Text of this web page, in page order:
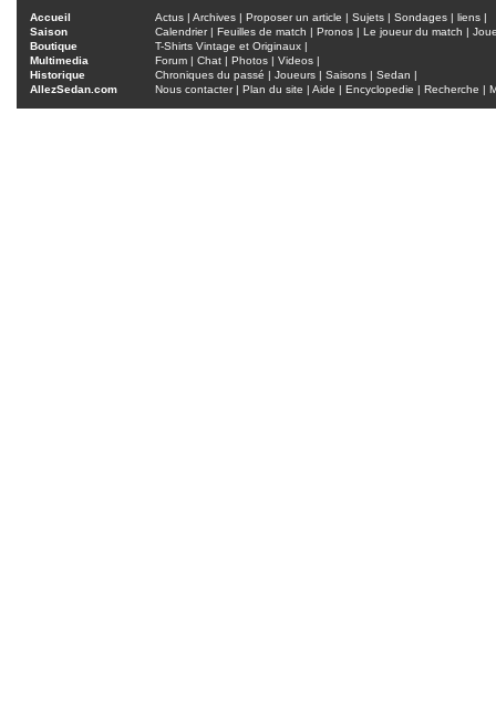
Accueil Actus | Archives | Proposer un article | Sujets | Sondages | liens |
Saison
Calendrier| Feuilles de match | Pronos | Le joueur du match |
Boutique
T-Shirts Vintage et Originaux |
Multimedia
Forum | Chat | Photos | Videos |
Historique
Chroniques du passé | Joueurs | Saisons | Sedan |
AllezSedan.com
Nous contacter| Plan du site | Aide | Encyclopedie | Recherche |